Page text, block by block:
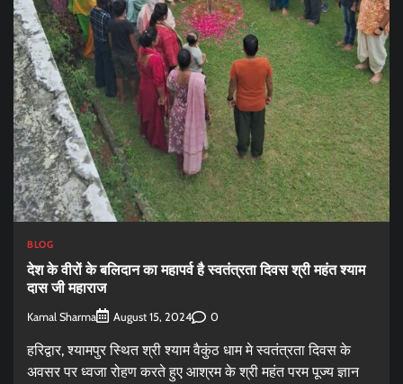
BLOG
देश के वीरों के बलिदान का महापर्व है स्वतंत्रता दिवस श्री महंत श्याम
दास जी महाराज
Kamal Sharma August 15, 2024 0
हरिद्वार, श्यामपुर स्थित श्री श्याम वैकुंठ धाम मे स्वतंत्रता दिवस के
अवसर पर ध्वजा रोहण करते हुए आश्रम के श्री महंत परम पूज्य ज्ञान